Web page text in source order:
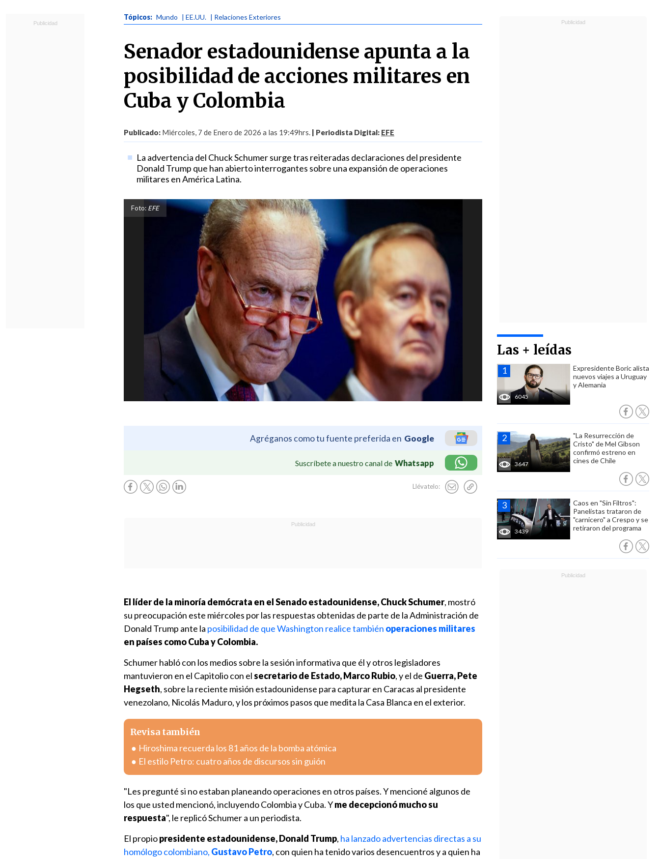
Tópicos: Mundo | EE.UU. | Relaciones Exteriores
Senador estadounidense apunta a la
posibilidad de acciones militares en
Cuba y Colombia
Publicado: Miércoles, 7 de Enero de 2026 a las 19:49hrs. | Periodista Digital: EFE
La advertencia del Chuck Schumer surge tras reiteradas declaraciones del presidente
Donald Trump que han abierto interrogantes sobre una expansión de operaciones
militares en América Latina.
Foto: EFE
Agréganos como tu fuente preferida en Google
Suscríbete a nuestro canal de Whatsapp
Llévatelo:
Las + leídas
6045
Expresidente Boric alista
nuevos viajes a Uruguay
y Alemania
3647
"La Resurrección de
Cristo" de Mel Gibson
confirmó estreno en
cines de Chile
3439
Caos en "Sin Filtros":
Panelistas trataron de
"carnicero" a Crespo y se
retiraron del programa
El líder de la minoría demócrata en el Senado estadounidense, Chuck Schumer, mostró
su preocupación este miércoles por las respuestas obtenidas de parte de la Administración de
Donald Trump ante la posibilidad de que Washington realice también operaciones militares
en países como Cuba y Colombia.
Schumer habló con los medios sobre la sesión informativa que él y otros legisladores
mantuvieron en el Capitolio con elsecretario de Estado, Marco Rubio, y el de Guerra, Pete
Hegseth, sobre la reciente misión estadounidense para capturar en Caracas al presidente
venezolano, Nicolás Maduro, y los próximos pasos que medita la Casa Blanca en el exterior.
Revisa también
Hiroshima recuerda los 81 años de la bomba atómica
El estilo Petro: cuatro años de discursos sin guión
"Les pregunté si no estaban planeando operaciones en otros países. Y mencioné algunos de
los que usted mencionó, incluyendo Colombia y Cuba. Yme decepcionó mucho su
respuesta", le replicó Schumer a un periodista.
El propiopresidente estadounidense, Donald Trump, ha lanzado advertencias directas a su
homólogo colombiano, Gustavo Petro, con quien ha tenido varios desencuentros y a quien ha